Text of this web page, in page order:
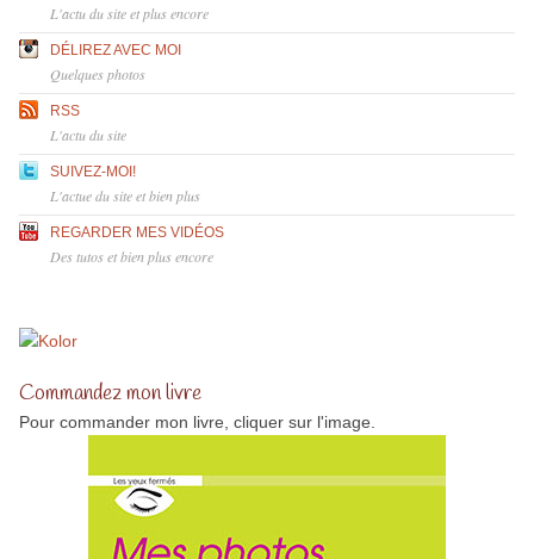
L'actu du site et plus encore
DÉLIREZ AVEC MOI
Quelques photos
RSS
L'actu du site
SUIVEZ-MOI!
L'actue du site et bien plus
REGARDER MES VIDÉOS
Des tutos et bien plus encore
Commandez mon livre
Pour commander mon livre, cliquer sur l'image.